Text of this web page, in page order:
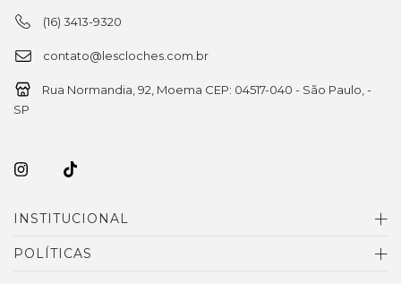
(16) 3413-9320
contato@lescloches.com.br
Rua Normandia, 92, Moema CEP: 04517-040 - São Paulo, -
SP
INSTITUCIONAL
POLÍTICAS